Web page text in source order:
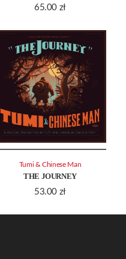
65.00 zł
THE JOURNEY
53.00 zł
Tumi & Chinese Man